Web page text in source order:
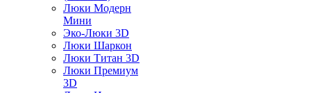
Люки Модерн
Мини
Эко-Люки 3D
Люки Шаркон
Люки Титан 3D
Люки Премиум
3D